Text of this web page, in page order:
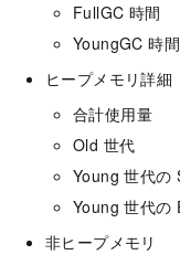
FullGC 時間
YoungGC 時間
ヒープメモリ詳細
合計使用量
Old 世代
Young 世代の
Young 世代の
非ヒープメモリ